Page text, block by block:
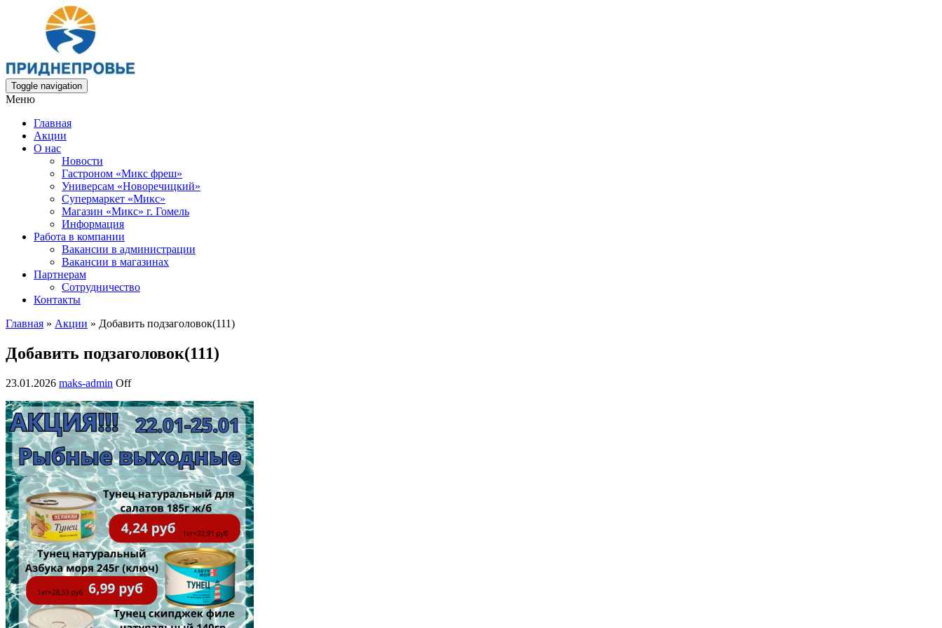
Toggle navigation
Меню
Главная
Акции
О нас
Новости
Гастроном «Микс фреш»
Универсам «Новоречицкий»
Супермаркет «Микс»
Магазин «Микс» г. Гомель
Информация
Работа в компании
Вакансии в администрации
Вакансии в магазинах
Партнерам
Сотрудничество
Контакты
Главная » Акции » Добавить подзаголовок(111)
Добавить подзаголовок(111)
23.01.2026 maks-admin Off